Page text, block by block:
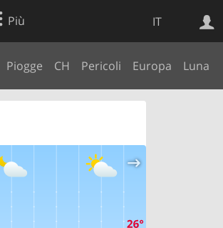
IT
Più
Piogge CH Pericoli Europa Luna
Ricerca Web